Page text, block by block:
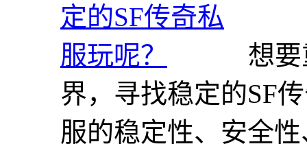
想
界，寻找稳定的SF
服的稳定性、安全